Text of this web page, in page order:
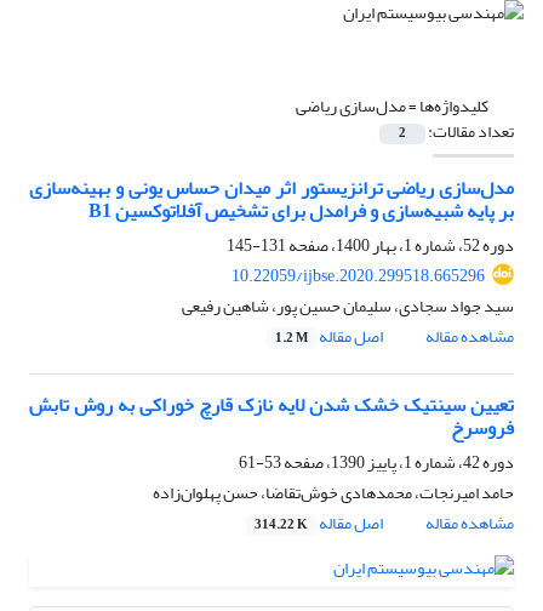
کلیدواژه‌ها =مدل‌سازی ریاضی
تعداد مقالات: 2
مدل‌سازی ریاضی ترانزیستور اثر میدان حساس یونی و بهینه‌سازی
بر پایه شبیه‌سازی و فرامدل برای تشخیص آفلاتوکسین B1
دوره 52، شماره 1، بهار 1400، صفحه
131-145
10.22059/ijbse.2020.299518.665296
سید جواد سجادی، سلیمان حسین پور، شاهین رفیعی
مشاهده مقاله
اصل مقاله 1.2 M
تعیین سینتیک خشک شدن لایه نازک قارچ خوراکی به روش تابش
فروسرخ
دوره 42، شماره 1، پاییز 1390، صفحه
53-61
حامد امیرنجات، محمدهادی خوش‌تقاضا، حسن پهلوان‌زاده
مشاهده مقاله
اصل مقاله 314.22 K